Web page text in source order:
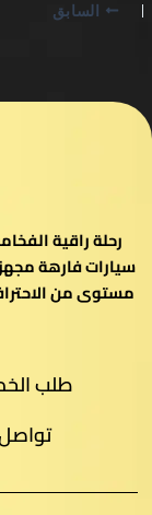
السابق
رحلة راقية
سيارات فارهة
مستوى من
طلب